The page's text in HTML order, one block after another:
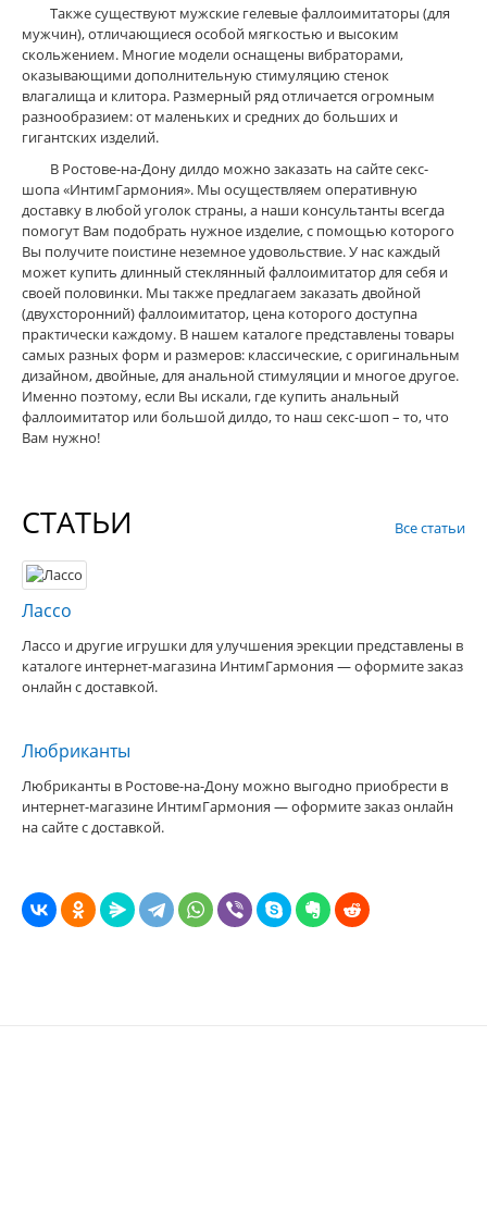
Также существуют мужские гелевые фаллоимитаторы (для
мужчин), отличающиеся особой мягкостью и высоким
скольжением. Многие модели оснащены вибраторами,
оказывающими дополнительную стимуляцию стенок
влагалища и клитора. Размерный ряд отличается огромным
разнообразием: от маленьких и средних до больших и
гигантских изделий.
В Ростове-на-Дону дилдо можно заказать на сайте секс-
шопа «ИнтимГармония». Мы осуществляем оперативную
доставку в любой уголок страны, а наши консультанты всегда
помогут Вам подобрать нужное изделие, с помощью которого
Вы получите поистине неземное удовольствие. У нас каждый
может купить длинный стеклянный фаллоимитатор для себя и
своей половинки. Мы также предлагаем заказать двойной
(двухсторонний) фаллоимитатор, цена которого доступна
практически каждому. В нашем каталоге представлены товары
самых разных форм и размеров: классические, с оригинальным
дизайном, двойные, для анальной стимуляции и многое другое.
Именно поэтому, если Вы искали, где купить анальный
фаллоимитатор или большой дилдо, то наш секс-шоп – то, что
Вам нужно!
СТАТЬИ Все статьи
Лассо
Лассо и другие игрушки для улучшения эрекции представлены в
каталоге интернет-магазина ИнтимГармония — оформите заказ
онлайн с доставкой.
Любриканты
Любриканты в Ростове-на-Дону можно выгодно приобрести в
интернет-магазине ИнтимГармония — оформите заказ онлайн
на сайте с доставкой.